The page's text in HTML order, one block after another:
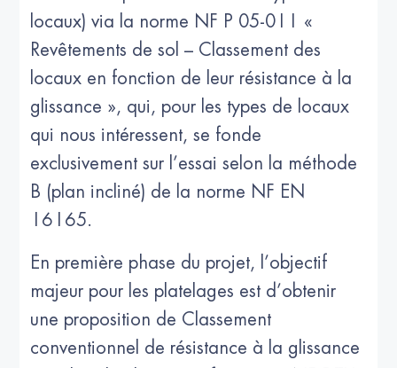
locaux) via la norme NF P 05-011 «
Revêtements de sol – Classement des
locaux en fonction de leur résistance à la
glissance », qui, pour les types de locaux
qui nous intéressent, se fonde
exclusivement sur l’essai selon la méthode
B (plan incliné) de la norme NF EN
16165.
En première phase du projet, l’objectif
majeur pour les platelages est d’obtenir
une proposition de Classement
conventionnel de résistance à la glissance